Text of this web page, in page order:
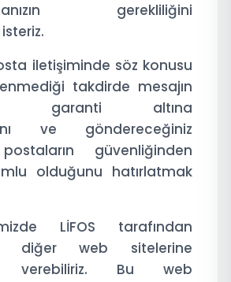
gerekliliğini
iletişiminde söz konusu
takdirde mesajın
garanti altına
ve göndereceğiniz
güvenliğinden
olduğunu hatırlatmak
LİFOS tarafından
diğer web sitelerine
verebiliriz. Bu web